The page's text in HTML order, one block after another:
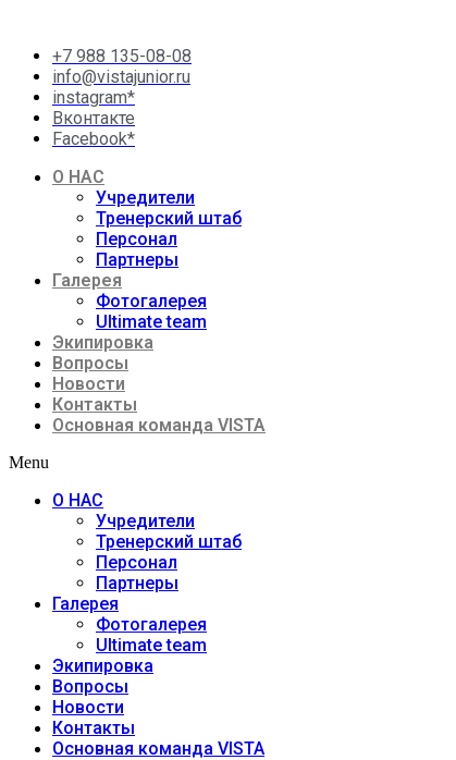
+7 988 135-08-08
info@vistajunior.ru
instagram*
Вконтакте
Facebook*
О НАС
Учредители
Тренерский штаб
Персонал
Партнеры
Галерея
Фотогалерея
Ultimate team
Экипировка
Вопросы
Новости
Контакты
Основная команда VISTA
Menu
О НАС
Учредители
Тренерский штаб
Персонал
Партнеры
Галерея
Фотогалерея
Ultimate team
Экипировка
Вопросы
Новости
Контакты
Основная команда VISTA